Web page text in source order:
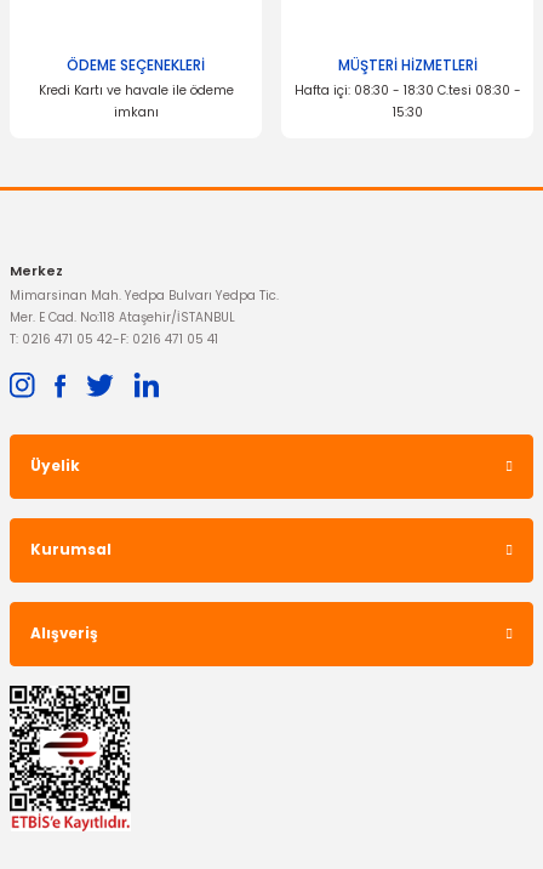
ÖDEME SEÇENEKLERİ
Kredi Kartı ve havale ile ödeme
imkanı
MÜŞTERİ HİZMETLERİ
Hafta içi: 08:30 - 18:30 C.tesi 08:30 -
15:30
Merkez
Mimarsinan Mah. Yedpa Bulvarı Yedpa Tic.
Mer. E Cad. No:118 Ataşehir/İSTANBUL
T: 0216 471 05 42-F: 0216 471 05 41
Üyelik
Kurumsal
Alışveriş